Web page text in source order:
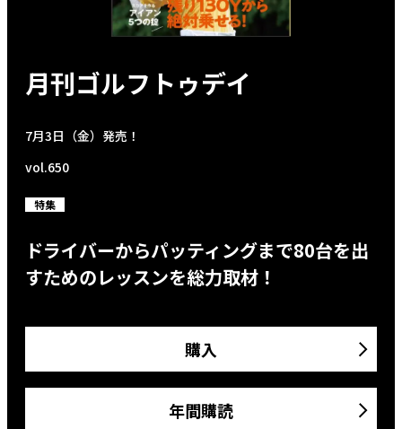
月刊ゴルフトゥデイ
7月3日（金）発売！
vol.650
特集
ドライバーからパッティングまで80台を出
すためのレッスンを総力取材！
購入
年間購読